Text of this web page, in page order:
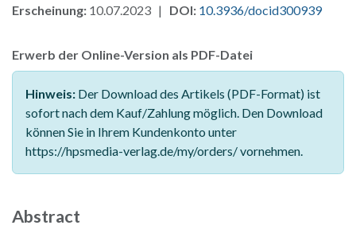
Erscheinung: 10.07.2023 | DOI: 10.3936/docid300939
Erwerb der Online-Version als PDF-Datei
Hinweis: Der Download des Artikels (PDF-Format) ist
sofort nach dem Kauf/Zahlung möglich. Den Download
können Sie in Ihrem Kundenkonto unter
https://hpsmedia-verlag.de/my/orders/ vornehmen.
Abstract